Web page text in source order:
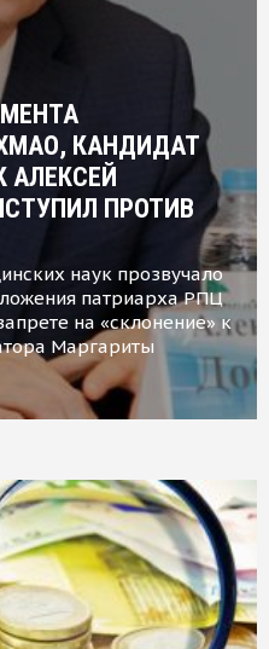
КАНДИДАТ
АЛЕКСЕЙ
ПРОТИВ
наук прозвучало
патриарха РПЦ
на «склонение» к
Маргариты